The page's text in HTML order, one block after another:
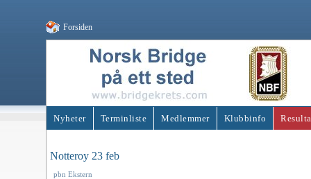
Forsiden
Nyheter Terminliste Medlemmer Klubbinfo
Notteroy 23 feb
pbn Ekstern